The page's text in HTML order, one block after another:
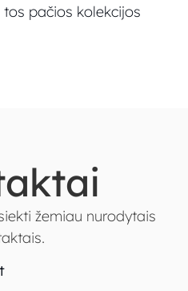
pačios kolekcijos
žemiau nurodytais